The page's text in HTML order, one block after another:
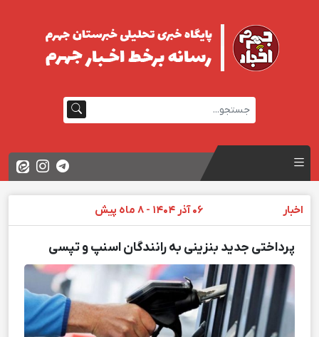
اخبار 06 آذر 1404 - 8 ماه پیش
پرداختی جدید بنزینی به رانندگان اسنپ و تپسی